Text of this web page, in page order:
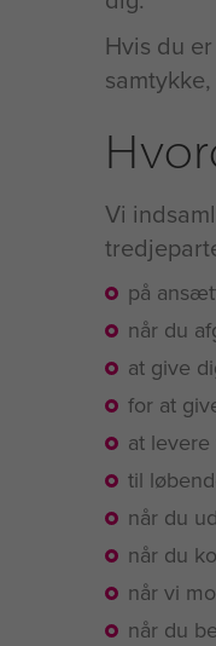
Hvis du
Vi
på
når du
at give
for at
at
til
når du
når du
når vi
når du